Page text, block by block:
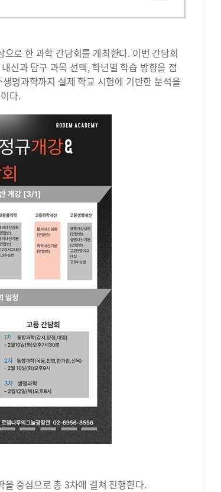
로 한 과학 간담회를 개최한다. 이번 간담회
신과 탐구 과목 선택, 학년별 학습 방향을 점
명과학까지 실제 학교 시험에 기반한 분석을
다.
중심으로 총 3차에 걸쳐 진행한다.